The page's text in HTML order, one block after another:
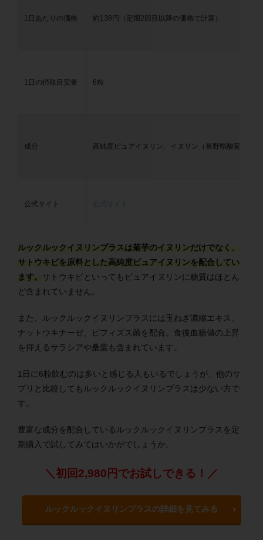
1日あたりの価格 約138円（定期2回目以降の価格で計算）
1日の摂取目安量 6粒
成分 高純度ピュアイヌリン、イヌリン（長野県酸菊芋）、
公式サイト 公式サイト
ルックルックイヌリンプラスは菊芋のイヌリンだけでなく、
サトウキビを原料とした高純度ピュアイヌリンを配合してい
ます。 サトウキビといってもピュアイヌリンに糖質はほとん
ど含まれていません。
また、ルックルックイヌリンプラスには玉ねぎ濃縮エキス、
ナットウキナーゼ、ビフィズス菌を配合。食後血糖値の上昇
を抑えるサラシアや桑葉も含まれています。
1日に6粒飲むのは多いと感じる人もいるでしょうが、他のサ
プリと比較してもルックルックイヌリンプラスは少ない方で
す。
豊富な成分を配合しているルックルックイヌリンプラスを定
期購入で試してみてはいかがでしょうか。
＼初回2,980円でお試しできる！／
ルックルックイヌリンプラスの詳細を見てみる